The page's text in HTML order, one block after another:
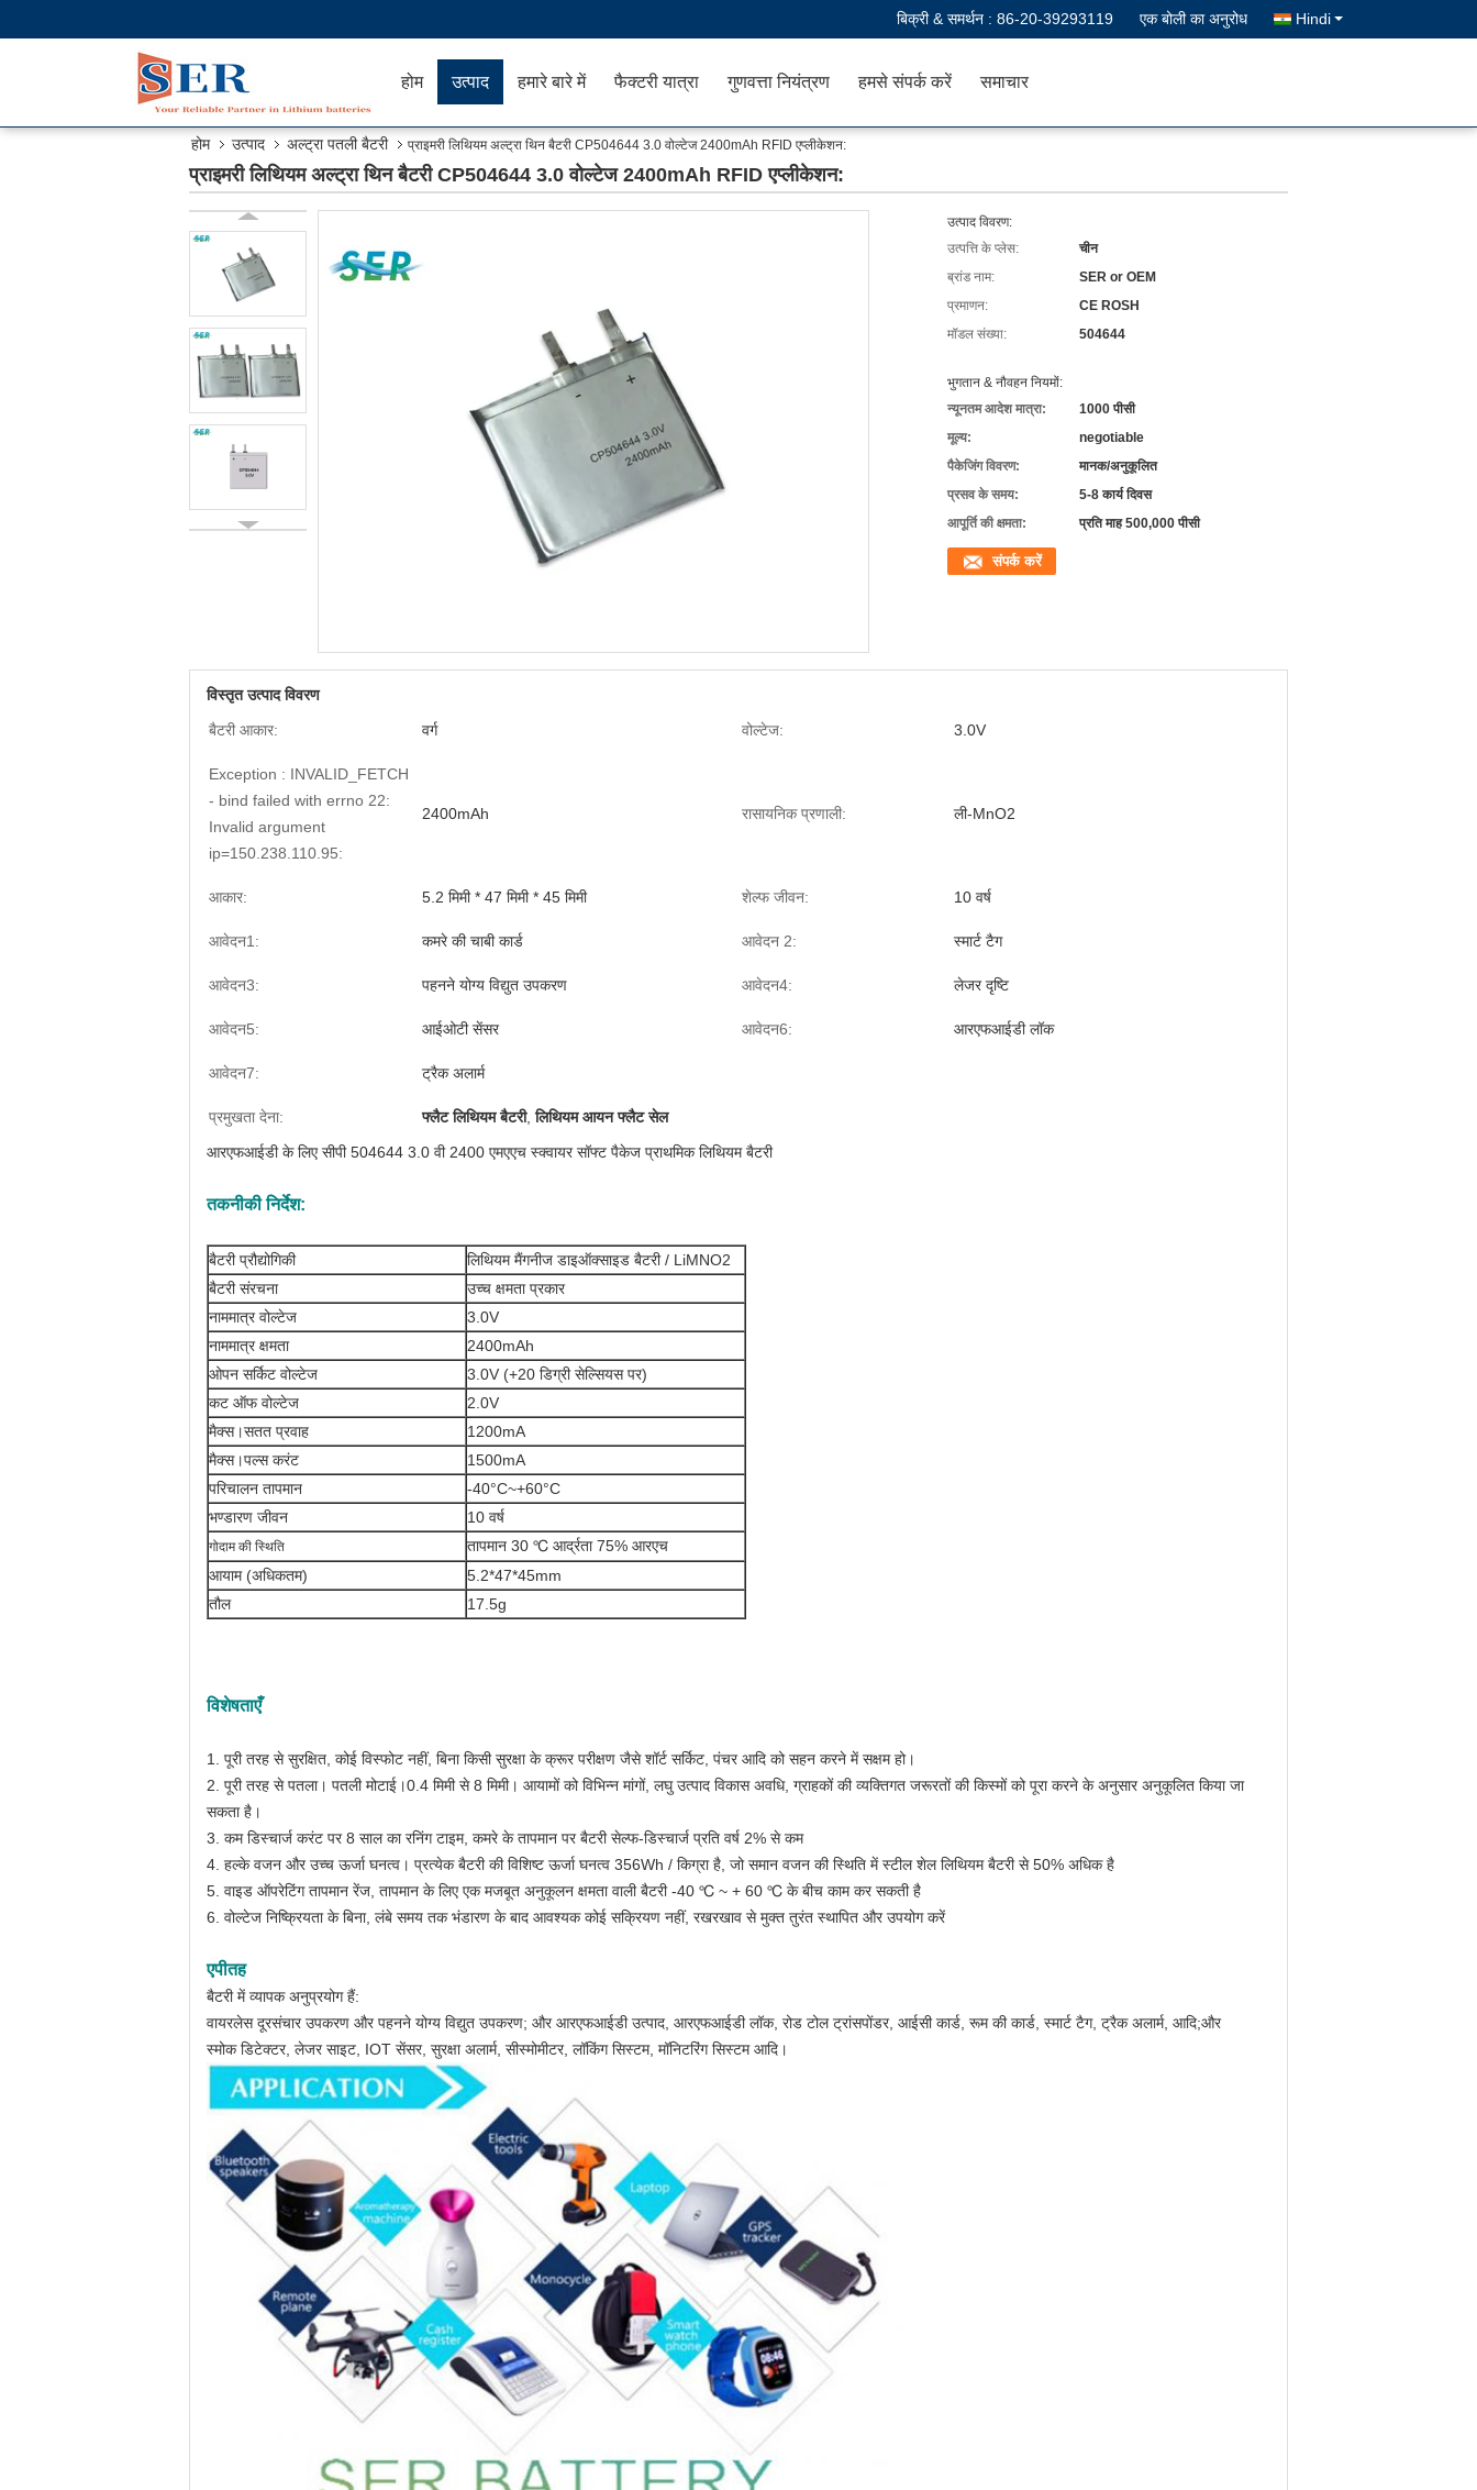
बिक्री & समर्थन : 86-20-39293119 एक बोली का अनुरोध Hindi
होम उत्पाद हमारे बारे में फैक्टरी यात्रा गुणवत्ता नियंत्रण हमसे संपर्क करें समाचार
होम उत्पाद अल्ट्रा पतली बैटरी प्राइमरी लिथियम अल्ट्रा थिन बैटरी CP504644 3.0 वोल्टेज 2400mAh RFID एप्लीकेशन:
प्राइमरी लिथियम अल्ट्रा थिन बैटरी CP504644 3.0 वोल्टेज 2400mAh RFID एप्लीकेशन:
उत्पाद विवरण:
उत्पत्ति के प्लेस:
चीन
ब्रांड नाम:
SER or OEM
प्रमाणन:
CE ROSH
मॉडल संख्या:
504644
भुगतान & नौवहन नियमों:
न्यूनतम आदेश मात्रा:
1000 पीसी
मूल्य:
negotiable
पैकेजिंग विवरण:
मानक/अनुकूलित
प्रसव के समय:
5-8 कार्य दिवस
आपूर्ति की क्षमता:
प्रति माह 500,000 पीसी
संपर्क करें
विस्तृत उत्पाद विवरण
बैटरी आकार:
वर्ग वोल्टेज: 3.0V
Exception : INVALID_FETCH
- bind failed with errno 22:
Invalid argument
ip=150.238.110.95:
2400mAh रासायनिक प्रणाली: ली-MnO2
आकार: 5.2 मिमी * 47 मिमी * 45 मिमी शेल्फ जीवन: 10 वर्ष
आवेदन1: कमरे की चाबी कार्ड आवेदन 2: स्मार्ट टैग
आवेदन3: पहनने योग्य विद्युत उपकरण आवेदन4: लेजर दृष्टि
आवेदन5: आईओटी सेंसर आवेदन6: आरएफआईडी लॉक
आवेदन7: ट्रैक अलार्म
प्रमुखता देना: फ्लैट लिथियम बैटरी,लिथियम आयन फ्लैट सेल
आरएफआईडी के लिए सीपी 504644 3.0 वी 2400 एमएएच स्क्वायर सॉफ्ट पैकेज प्राथमिक लिथियम बैटरी
तकनीकी निर्देश:
बैटरी प्रौद्योगिकी
लिथियम मैंगनीज डाइऑक्साइड बैटरी / LiMNO2
बैटरी संरचना
उच्च क्षमता प्रकार
नाममात्र वोल्टेज
3.0V
नाममात्र क्षमता
2400mAh
ओपन सर्किट वोल्टेज
3.0V (+20 डिग्री सेल्सियस पर)
कट ऑफ वोल्टेज
2.0V
मैक्स।सतत प्रवाह
1200mA
मैक्स।पल्स करंट
1500mA
परिचालन तापमान
-40°C~+60°C
भण्डारण जीवन
10 वर्ष
गोदाम की स्थिति
तापमान 30 ℃ आर्द्रता 75% आरएच
आयाम (अधिकतम)
5.2*47*45mm
तौल
17.5g
विशेषताएँ
1. पूरी तरह से सुरक्षित, कोई विस्फोट नहीं, बिना किसी सुरक्षा के क्रूर परीक्षण जैसे शॉर्ट सर्किट, पंचर आदि को सहन करने में सक्षम हो।
2. पूरी तरह से पतला। पतली मोटाई।0.4 मिमी से 8 मिमी। आयामों को विभिन्न मांगों, लघु उत्पाद विकास अवधि, ग्राहकों की व्यक्तिगत जरूरतों की किस्मों को पूरा करने के अनुसार अनुकूलित किया जा
सकता है।
3. कम डिस्चार्ज करंट पर 8 साल का रनिंग टाइम, कमरे के तापमान पर बैटरी सेल्फ-डिस्चार्ज प्रति वर्ष 2% से कम
4. हल्के वजन और उच्च ऊर्जा घनत्व। प्रत्येक बैटरी की विशिष्ट ऊर्जा घनत्व 356Wh / किग्रा है, जो समान वजन की स्थिति में स्टील शेल लिथियम बैटरी से 50% अधिक है
5. वाइड ऑपरेटिंग तापमान रेंज, तापमान के लिए एक मजबूत अनुकूलन क्षमता वाली बैटरी -40 ℃ ~ + 60 ℃ के बीच काम कर सकती है
6. वोल्टेज निष्क्रियता के बिना, लंबे समय तक भंडारण के बाद आवश्यक कोई सक्रियण नहीं, रखरखाव से मुक्त तुरंत स्थापित और उपयोग करें
एपीतह
बैटरी में व्यापक अनुप्रयोग हैं:
वायरलेस दूरसंचार उपकरण और पहनने योग्य विद्युत उपकरण; और आरएफआईडी उत्पाद, आरएफआईडी लॉक, रोड टोल ट्रांसपोंडर, आईसी कार्ड, रूम की कार्ड, स्मार्ट टैग, ट्रैक अलार्म, आदि;और
स्मोक डिटेक्टर, लेजर साइट, IOT सेंसर, सुरक्षा अलार्म, सीस्मोमीटर, लॉकिंग सिस्टम, मॉनिटरिंग सिस्टम आदि।